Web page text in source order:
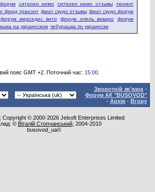
ситроен немо ситроен немо отзывы тюнинг
форд транзит фиат скудо отзывы фиат скудо форум
форум мерседес вито форум опель виваро
форум
на украинском чебурашка по украински
пояс GMT +2. Поточний час: 15:00.
Зворотній зв'язок -
Форум АК "BUSOVOD"
- Архів - Вгору
Copyright © 2000-2026 Jelsoft Enterprises Limited
© Віталій Стопчанський, 2004-2010
busovod_ua©